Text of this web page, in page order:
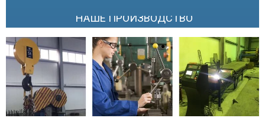
НАШЕ ПРОИЗВОДСТВО